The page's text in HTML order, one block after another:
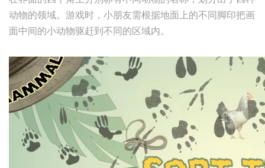
动物的领域。游戏时，小朋友需根据地面上的不同脚印把画
面中间的小动物驱赶到不同的区域内。